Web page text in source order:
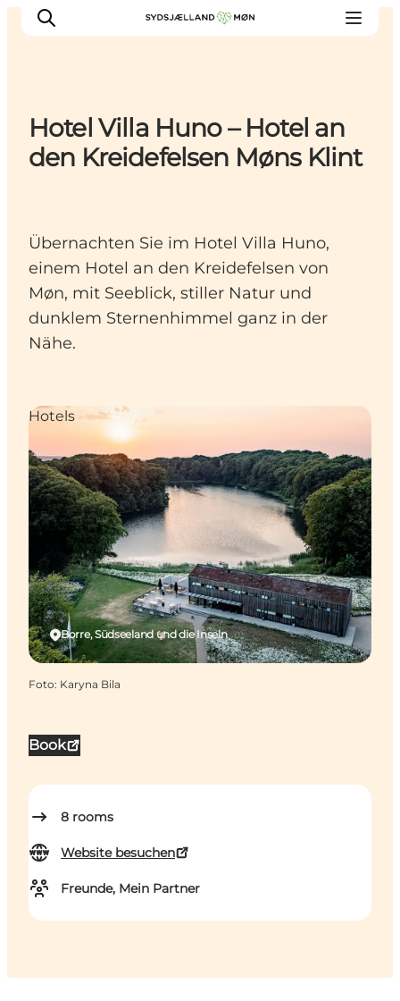
Erleben
Unterkunft
Reise planen
Hotel Villa Huno – Hotel an
den Kreidefelsen Møns Klint
Übernachten Sie im Hotel Villa Huno,
einem Hotel an den Kreidefelsen von
Møn, mit Seeblick, stiller Natur und
dunklem Sternenhimmel ganz in der
Nähe.
Book
8 rooms
Website besuchen
Freunde, Mein Partner
Borre, Südseeland und die Inseln
Hotels
Foto: Karyna Bila